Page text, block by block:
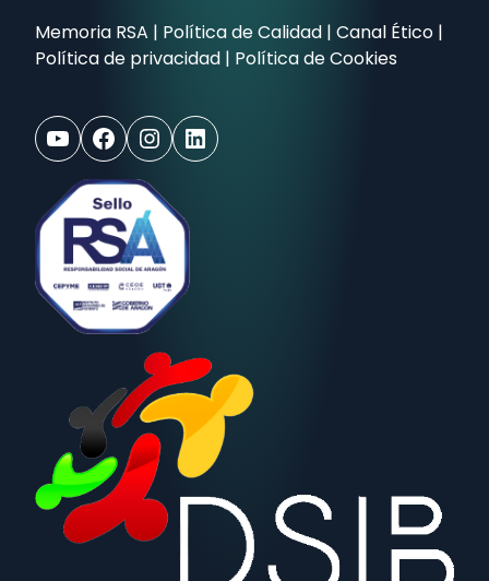
Memoria RSA | Política de Calidad | Canal Ético |
Política de privacidad | Política de Cookies
YouTube
Facebook
Instagram
LinkedIn